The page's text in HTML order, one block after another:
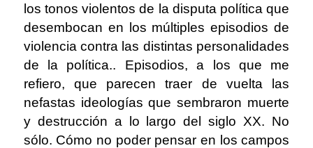
los tonos violentos de la disputa política que
desembocan en los múltiples episodios de
violencia contra las distintas personalidades
de la política.. Episodios, a los que me
refiero, que parecen traer de vuelta las
nefastas ideologías que sembraron muerte
y destrucción a lo largo del siglo XX. No
sólo. Cómo no poder pensar en los campos